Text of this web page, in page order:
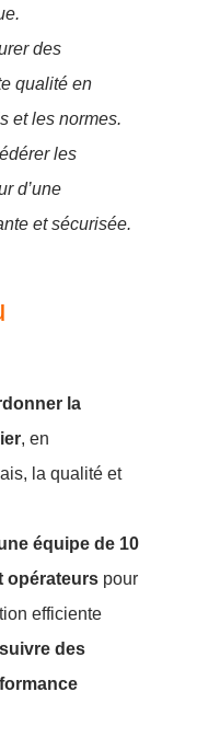
des
qualité en
et les normes.
les
d’une
et sécurisée.
la
, en
la qualité et
équipe de 10
opérateurs pour
efficiente
des